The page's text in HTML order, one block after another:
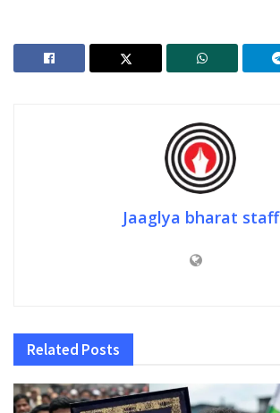
Jaaglya bharat staff
Related Posts